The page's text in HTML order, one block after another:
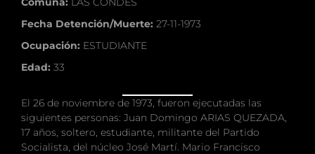
Fecha Detención/Muerte: 27-11-1973
Ocupación: ESTUDIANTE
Edad: 33
El 26 de noviembre de 1973, fueron ejecutadas las
siguientes personas: Juan Domingo ARIAS QUEZADA,
17 años, soltero, estudiante, militante del Partido
Socialista, del núcleo José Martí. Mario Francisco